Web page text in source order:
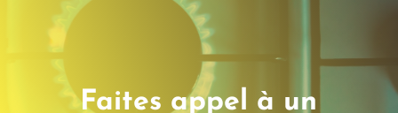
Faites appel à un